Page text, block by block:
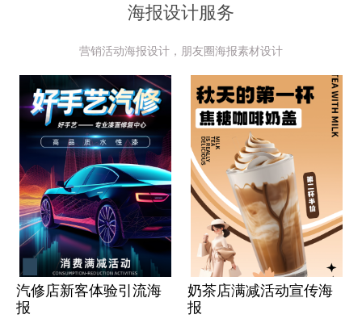
海报设计服务
营销活动海报设计，朋友圈海报素材设计
汽修店新客体验引流海
报
奶茶店满减活动宣传海
报